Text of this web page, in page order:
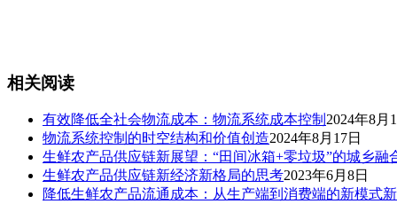
相关阅读
有效降低全社会物流成本：物流系统成本控制 2024年8月
物流系统控制的时空结构和价值创造2024年8月17日
生鲜农产品供应链新展望：“田间冰箱+零垃圾”的城乡融
生鲜农产品供应链新经济新格局的思考2023年6月8日
降低生鲜农产品流通成本：从生产端到消费端的新模式